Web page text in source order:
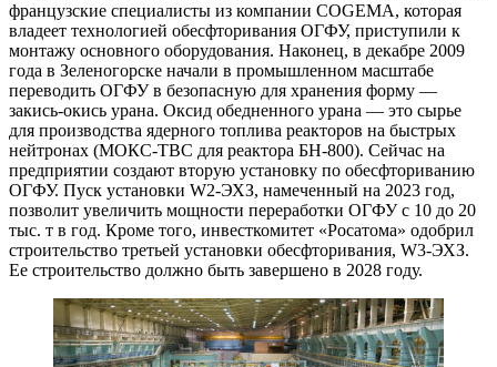
французские специалисты из компании COGEMA, которая
владеет технологией обесфторивания ОГФУ, приступили к
монтажу основного оборудования. Наконец, в декабре 2009
года в Зеленогорске начали в промышленном масштабе
переводить ОГФУ в безопасную для хранения форму —
закись-окись урана. Оксид обедненного урана — это сырье
для производства ядерного топлива реакторов на быстрых
нейтронах (МОКС-ТВС для реактора БН-800). Сейчас на
предприятии создают вторую установку по обесфториванию
ОГФУ. Пуск установки W2-ЭХЗ, намеченный на 2023 год,
позволит увеличить мощности переработки ОГФУ с 10 до 20
тыс. т в год. Кроме того, инвесткомитет «Росатома» одобрил
строительство третьей установки обесфторивания, W3-ЭХЗ.
Ее строительство должно быть завершено в 2028 году.